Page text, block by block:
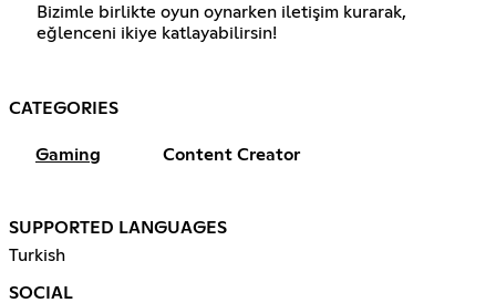
Bizimle birlikte oyun oynarken iletişim kurarak,
eğlenceni ikiye katlayabilirsin!
CATEGORIES
Gaming Content Creator
SUPPORTED LANGUAGES
Turkish
SOCIAL